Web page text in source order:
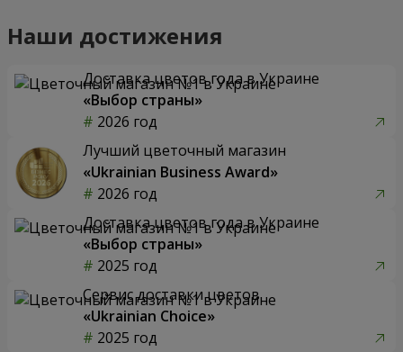
Наши достижения
Доставка цветов года в Украине
«Выбор страны»
2026 год
Лучший цветочный магазин
«Ukrainian Business Award»
2026 год
Доставка цветов года в Украине
«Выбор страны»
2025 год
Сервис доставки цветов
«Ukrainian Choice»
2025 год